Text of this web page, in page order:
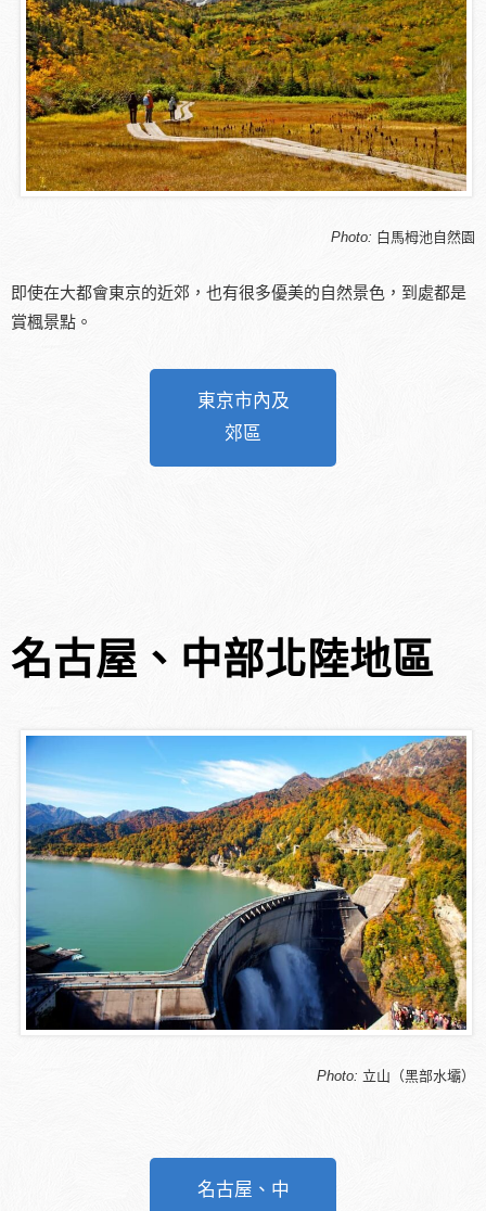
Photo: 白馬栂池自然園
即使在大都會東京的近郊，也有很多優美的自然景色，到處都是
賞楓景點。
東京市內及
郊區
名古屋、中部北陸地區
Photo: 立山（黑部水壩）
名古屋、中